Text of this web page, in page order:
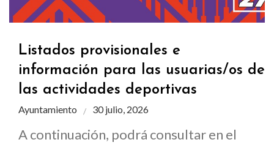
Listados provisionales e
información para las usuarias/os de
las actividades deportivas
Ayuntamiento 30 julio, 2026
A continuación, podrá consultar en el